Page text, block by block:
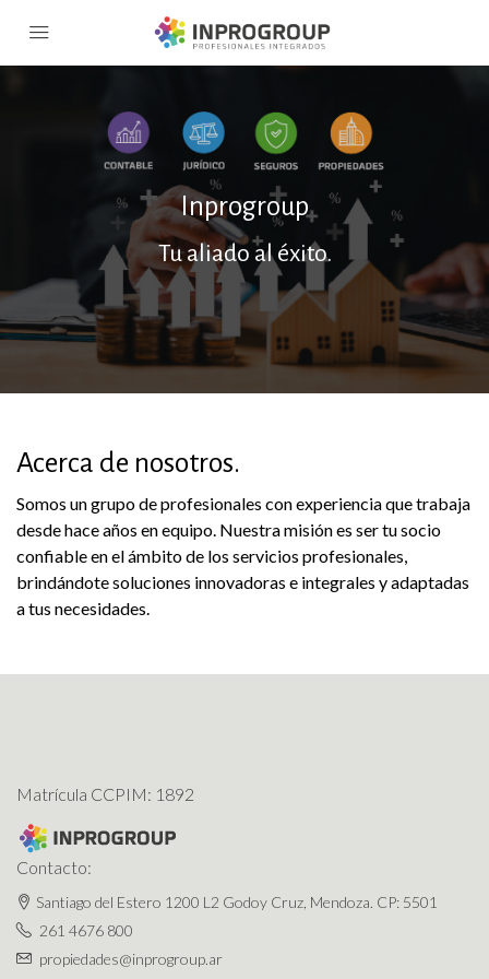
Inprogroup
Tu aliado al éxito.
Acerca de nosotros.
Somos un grupo de profesionales con experiencia que trabaja
desde hace años en equipo. Nuestra misión es ser tu socio
confiable en el ámbito de los servicios profesionales,
brindándote soluciones innovadoras e integrales y adaptadas
a tus necesidades.
Matrícula CCPIM: 1892
Contacto:
Santiago del Estero 1200 L2 Godoy Cruz, Mendoza. CP: 5501
261 4676 800
propiedades@inprogroup.ar